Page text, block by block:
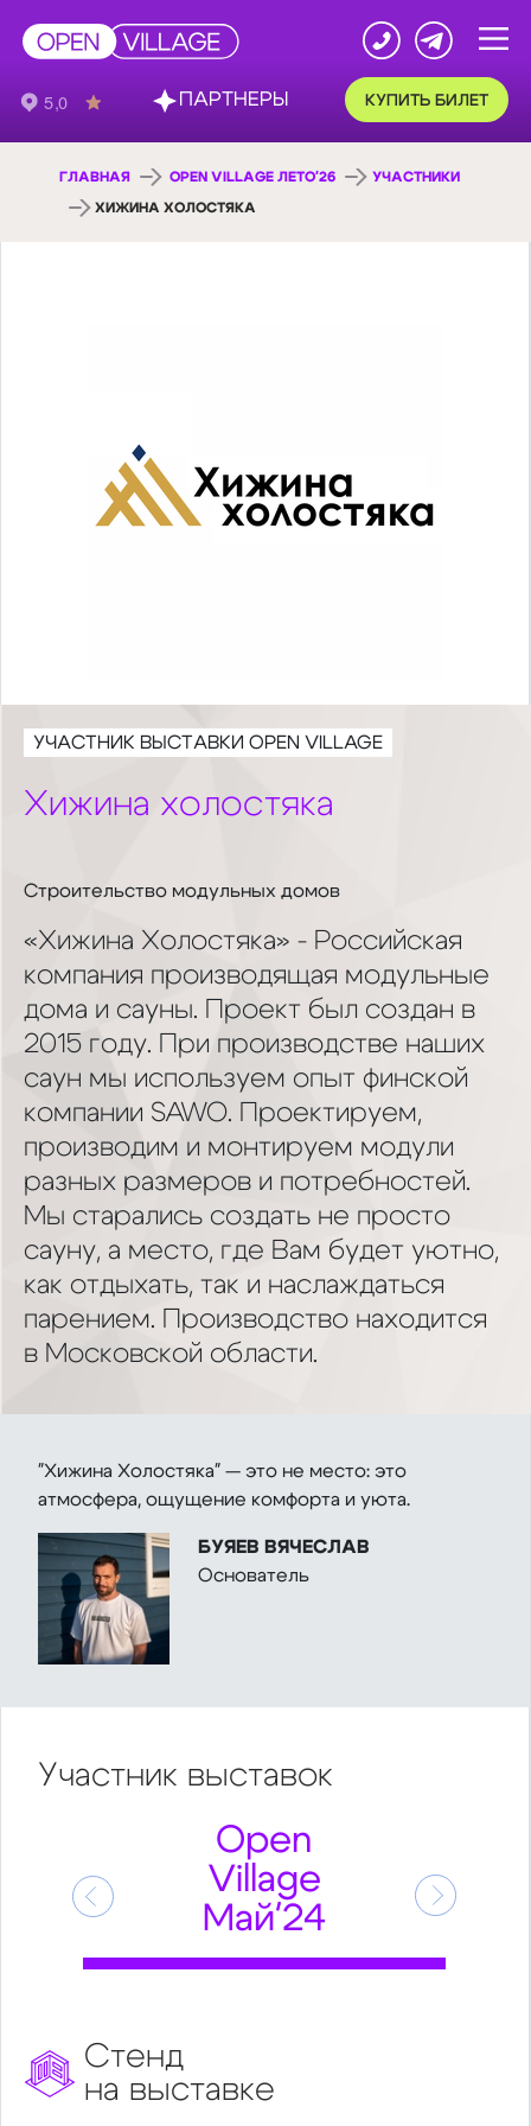
КУПИТЬ БИЛЕТ
ГЛАВНАЯ OPEN VILLAGE ЛЕТО'26 УЧАСТНИКИ
ХИЖИНА ХОЛОСТЯКА
УЧАСТНИК ВЫСТАВКИ OPEN VILLAGE
Хижина холостяка
Строительство модульных домов
«Хижина Холостяка» - Российская
компания производящая модульные
дома и сауны. Проект был создан в
2015 году. При производстве наших
саун мы используем опыт финской
компании SAWO. Проектируем,
производим и монтируем модули
разных размеров и потребностей.
Мы старались создать не просто
сауну, а место, где Вам будет уютно,
как отдыхать, так и наслаждаться
парением. Производство находится
в Московской области.
"Хижина Холостяка" — это не место: это
атмосфера, ощущение комфорта и уюта.
БУЯЕВ ВЯЧЕСЛАВ
Основатель
Участник выставок
Open
Village
Май'24
Предыдущий
Стенд
на выставке